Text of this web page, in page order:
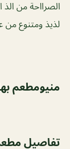
الصرااحة من الذ
لذيذ ومتنوع من
منيومطعم
تفاصيل